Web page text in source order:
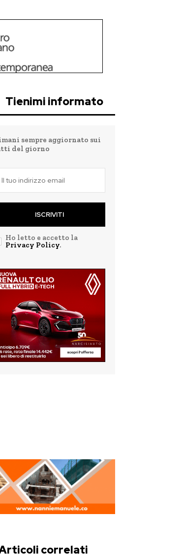
Tienimi informato
sempre aggiornato sui
del giorno
ISCRIVITI
Ho letto e accetto la
Privacy Policy.
correlati